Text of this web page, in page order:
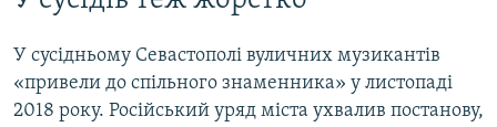
У сусідньому Севастополі вуличних музикантів
«привели до спільного знаменника» у листопаді
2018 року. Російський уряд міста ухвалив постанову,